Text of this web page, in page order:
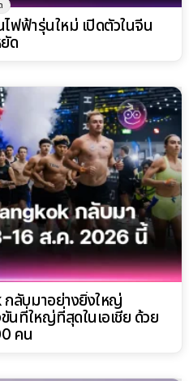
ฟฟ้ารุ่นใหม่ เปิดตัวในจีน
ด
ลับมาอย่างยิ่งใหญ่
นที่ใหญ่ที่สุดในเอเชีย ด้วย
คน